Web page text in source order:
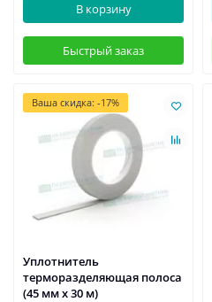
В корзину
Быстрый заказ
Ваша скидка: -17%
Уплотнитель
терморазделяющая полоса
(45 мм х 30 м)